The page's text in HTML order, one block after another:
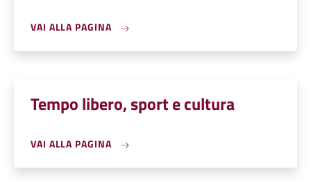
VAI ALLA PAGINA
Tempo libero, sport e cultura
VAI ALLA PAGINA